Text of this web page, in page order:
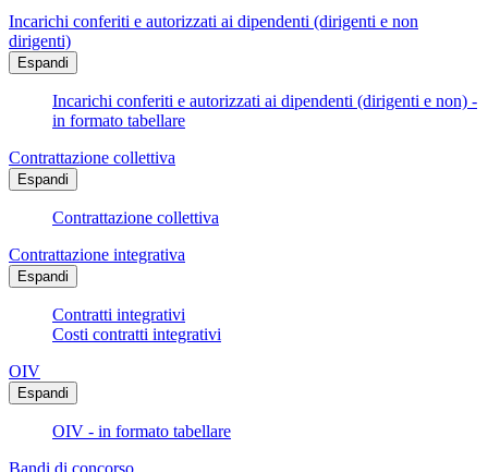
Incarichi conferiti e autorizzati ai dipendenti (dirigenti e non
dirigenti)
Espandi
Incarichi conferiti e autorizzati ai dipendenti (dirigenti e non) -
in formato tabellare
Contrattazione collettiva
Espandi
Contrattazione collettiva
Contrattazione integrativa
Espandi
Contratti integrativi
Costi contratti integrativi
OIV
Espandi
OIV - in formato tabellare
Bandi di concorso